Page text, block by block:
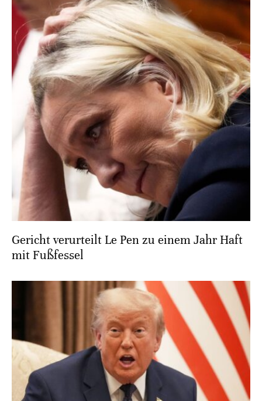
Gericht verurteilt Le Pen zu einem Jahr Haft
mit Fußfessel